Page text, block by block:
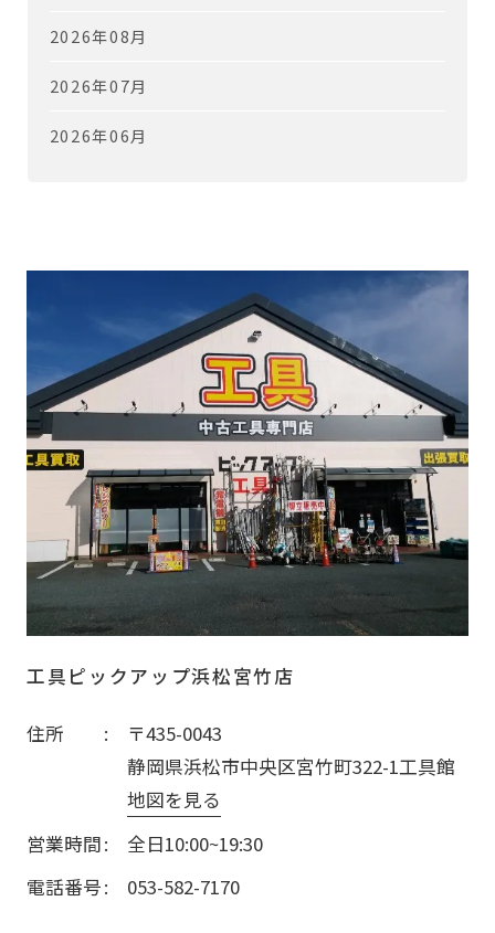
2026年08月
2026年07月
2026年06月
工具ピックアップ浜松宮竹店
住所
〒435-0043
静岡県浜松市中央区宮竹町322-1工具館
地図を見る
営業時間
全日10:00~19:30
電話番号
053-582-7170